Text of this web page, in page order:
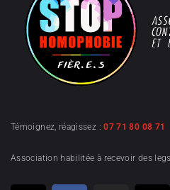
Témoignez, réagissez :07 71 80 08 71
Association habilitée à recevoir des